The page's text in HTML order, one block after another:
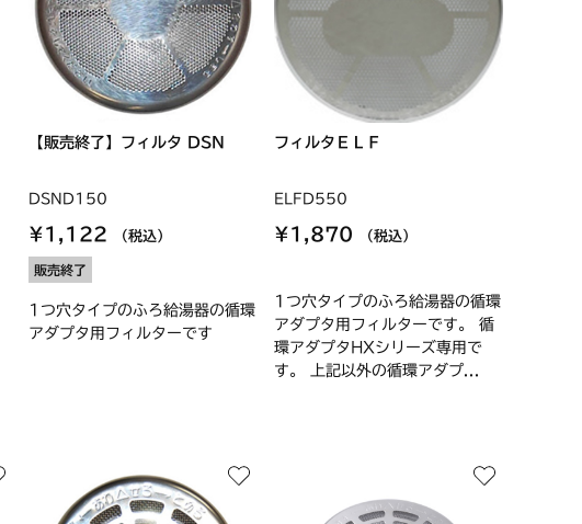
【販売終了】フィルタ DSN
DSND150
¥1,122 （税込）
販売終了
1つ穴タイプのふろ給湯器の循環
アダプタ用フィルターです
フィルタＥＬＦ
ELFD550
¥1,870 （税込）
1つ穴タイプのふろ給湯器の循環
アダプタ用フィルターです。 循
環アダプタHXシリーズ専用で
す。 上記以外の循環アダプ...